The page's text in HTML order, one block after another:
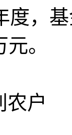
度，
。
农户